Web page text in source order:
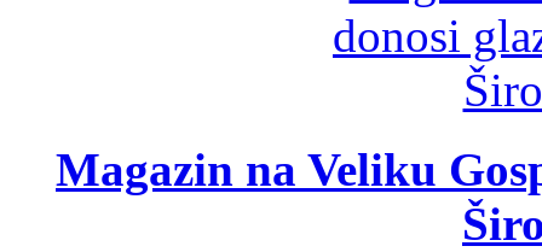
Magazin na Veliku